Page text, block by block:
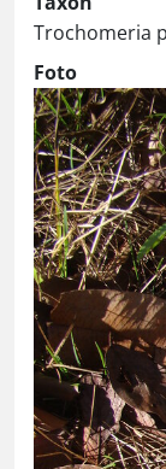
Trochomeria
Foto